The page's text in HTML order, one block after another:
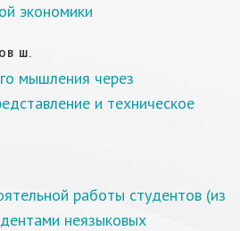
экономики
Ш.
мышления через
и техническое
работы студентов (из
неязыковых